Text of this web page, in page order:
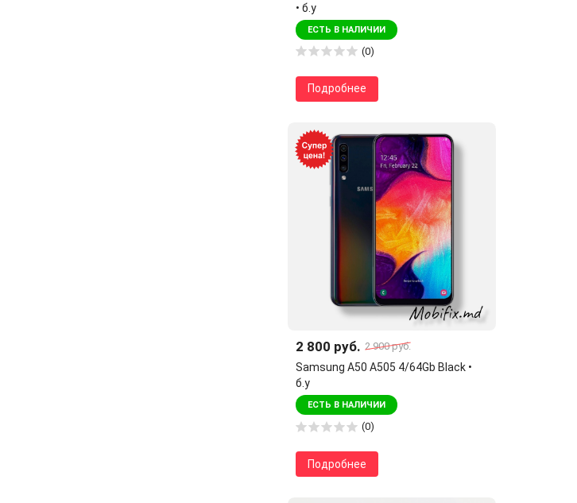
• б.у
ЕСТЬ В НАЛИЧИИ
(0)
Подробнее
2 800 руб. 2 900 руб.
Samsung A50 A505 4/64Gb Black •
б.у
ЕСТЬ В НАЛИЧИИ
(0)
Подробнее